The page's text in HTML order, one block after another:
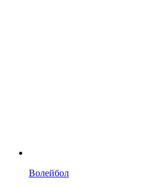
Волейбол